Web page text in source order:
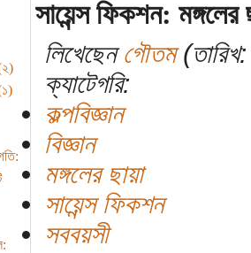
সায়েন্স ফিকশন: মঙ্গলের
লিখেছেনগৌতম
ক্যাটেগরি:
কল্পবিজ্ঞান
বিজ্ঞান
মঙ্গলের ছায়া
সায়েন্স ফিকশন
সববয়সী